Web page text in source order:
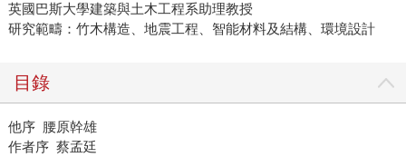
英國巴斯大學建築與土木工程系助理教授
研究範疇：竹木構造、地震工程、智能材料及結構、環境設計
目錄
他序 腰原幹雄
作者序 蔡孟廷